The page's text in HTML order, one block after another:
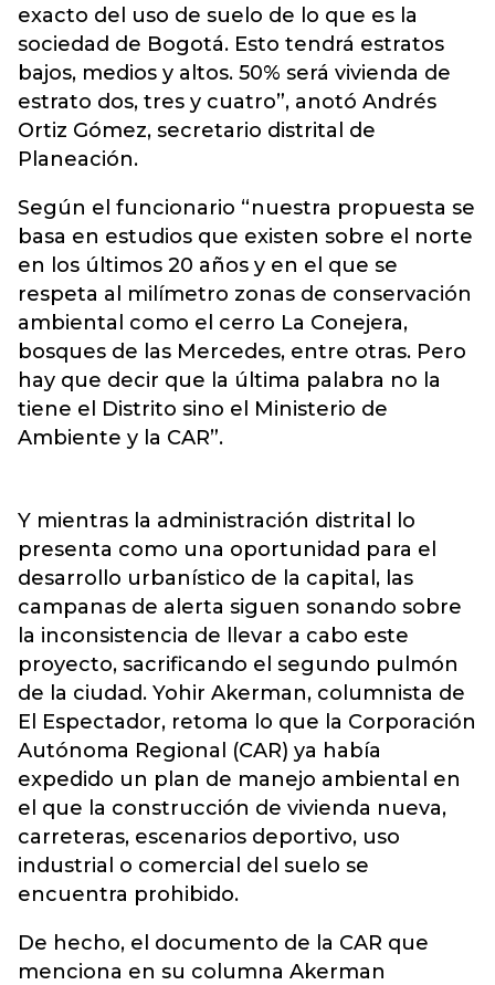
exacto del uso de suelo de lo que es la
sociedad de Bogotá. Esto tendrá estratos
bajos, medios y altos. 50% será vivienda de
estrato dos, tres y cuatro”, anotó Andrés
Ortiz Gómez, secretario distrital de
Planeación.
Según el funcionario “nuestra propuesta se
basa en estudios que existen sobre el norte
en los últimos 20 años y en el que se
respeta al milímetro zonas de conservación
ambiental como el cerro La Conejera,
bosques de las Mercedes, entre otras. Pero
hay que decir que la última palabra no la
tiene el Distrito sino el Ministerio de
Ambiente y la CAR”.
Y mientras la administración distrital lo
presenta como una oportunidad para el
desarrollo urbanístico de la capital, las
campanas de alerta siguen sonando sobre
la inconsistencia de llevar a cabo este
proyecto, sacrificando el segundo pulmón
de la ciudad. Yohir Akerman, columnista de
El Espectador, retoma lo que la Corporación
Autónoma Regional (CAR) ya había
expedido un plan de manejo ambiental en
el que la construcción de vivienda nueva,
carreteras, escenarios deportivo, uso
industrial o comercial del suelo se
encuentra prohibido.
De hecho, el documento de la CAR que
menciona en su columna Akerman